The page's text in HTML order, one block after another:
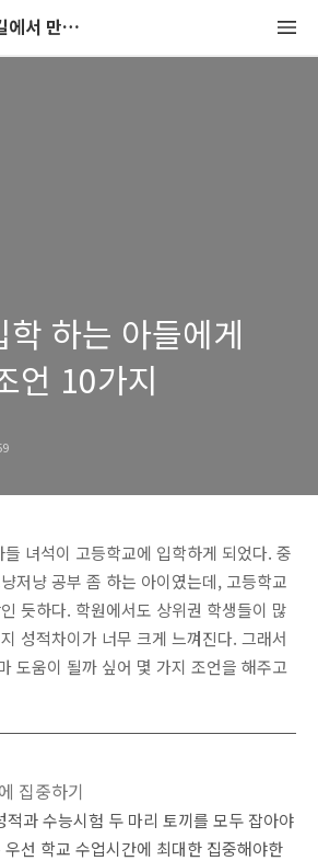
생각저장소 (배움의길에서 만나는 이야기)
하는 아들에게
언 10가지
녀석이 고등학교에 입학하게 되었다. 중
저냥 공부 좀 하는 아이였는데, 고등학교
듯하다. 학원에서도 상위권 학생들이 많
성적차이가 너무 크게 느껴진다. 그래서
도움이 될까 싶어 몇 가지 조언을 해주고
집중하기
적과 수능시험 두 마리 토끼를 모두 잡아야
선 학교 수업시간에 최대한 집중해야한